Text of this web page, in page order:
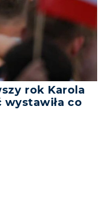
rok Karola
wystawiła co